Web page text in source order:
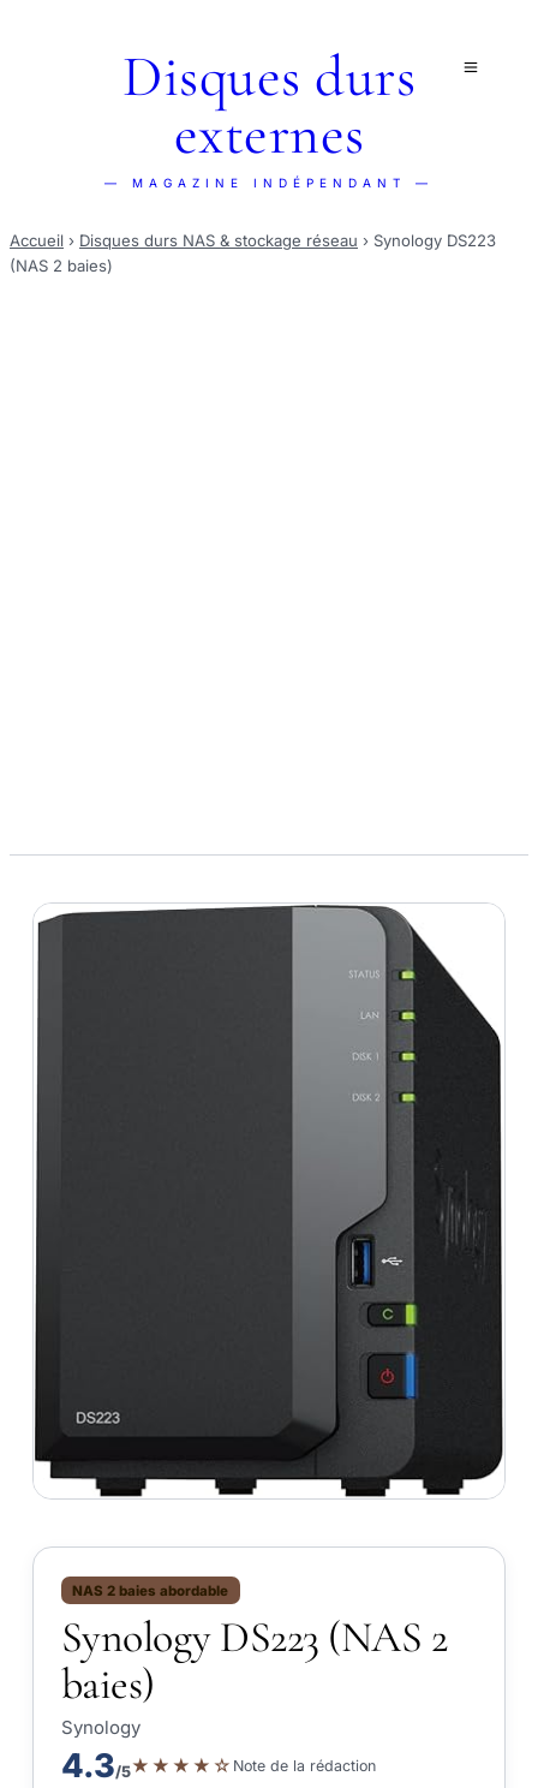
Disques durs
externes
— MAGAZINE INDÉPENDANT —
Accueil › Disques durs NAS & stockage réseau › Synology DS223
(NAS 2 baies)
NAS 2 baies abordable
Synology DS223 (NAS 2
baies)
Synology
4.3/5★★★★☆ Note de la rédaction